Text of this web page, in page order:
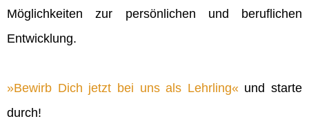
Möglichkeiten zur persönlichen und beruflichen
Entwicklung.
Bewirb Dich jetzt bei uns als Lehrling und starte
durch!